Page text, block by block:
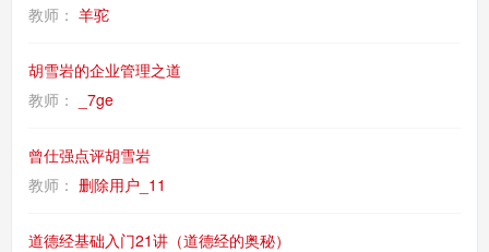
教师： 羊驼
胡雪岩的企业管理之道
教师：
_7ge
曾仕强点评胡雪岩
教师： 删除用户_11
道德经基础入门21讲（道德经的奥秘）